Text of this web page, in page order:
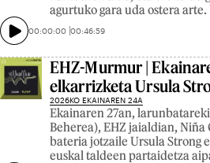
agurtuko gara uda ostera
00:00:00 00:46:59
EHZ-Murmur |
elkarrizketa Ursula
2026KO EKAINAREN 24A
Ekainaren 27an,
Beherea), EHZ jaialdian,
bateria jotzaile Ursula Strong
euskal taldeen partaidetza